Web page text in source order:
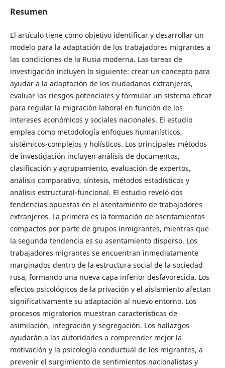
Resumen
El artículo tiene como objetivo identificar y desarrollar un
modelo para la adaptación de los trabajadores migrantes a
las condiciones de la Rusia moderna. Las tareas de
investigación incluyen lo siguiente: crear un concepto para
ayudar a la adaptación de los ciudadanos extranjeros,
evaluar los riesgos potenciales y formular un sistema eficaz
para regular la migración laboral en función de los
intereses económicos y sociales nacionales. El estudio
emplea como metodología enfoques humanísticos,
sistémicos-complejos y holísticos. Los principales métodos
de investigación incluyen análisis de documentos,
clasificación y agrupamiento, evaluación de expertos,
análisis comparativo, síntesis, métodos estadísticos y
análisis estructural-funcional. El estudio reveló dos
tendencias opuestas en el asentamiento de trabajadores
extranjeros. La primera es la formación de asentamientos
compactos por parte de grupos inmigrantes, mientras que
la segunda tendencia es su asentamiento disperso. Los
trabajadores migrantes se encuentran inmediatamente
marginados dentro de la estructura social de la sociedad
rusa, formando una nueva capa inferior desfavorecida. Los
efectos psicológicos de la privación y el aislamiento afectan
significativamente su adaptación al nuevo entorno. Los
procesos migratorios muestran características de
asimilación, integración y segregación. Los hallazgos
ayudarán a las autoridades a comprender mejor la
motivación y la psicología conductual de los migrantes, a
prevenir el surgimiento de sentimientos nacionalistas y